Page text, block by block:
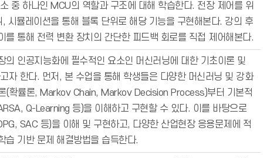
중 하나인 MCU의 역할과 구조에 대해 학습한다. 전장 제어를 위
시뮬레이션을 통해 블록 단위로 해당 기능을 구현해본다. 강의 후
를 통해 전력 변환 장치의 간단한 피드백 회로를 직접 제어해본다.
의 인공지능화에 필수적인 요소인 머신러닝에 대한 기초이론 및
자 한다. 먼저, 본 수업을 통해 학생들은 다양한 머신러닝 및 강화
(확률론, Markov Chain, Markov Decision Process)부터 기본적
Q-Learning 등)을 이해하고 구현할 수 있다. 이를 바탕으로
SAC 등)을 이해 및 구현하고, 다양한 산업현장 응용문제에 적
습 기반 문제 해결방법을 습득한다.